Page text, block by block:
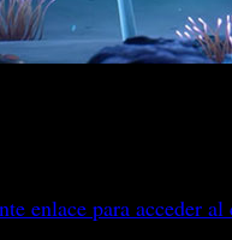
enlace para acceder